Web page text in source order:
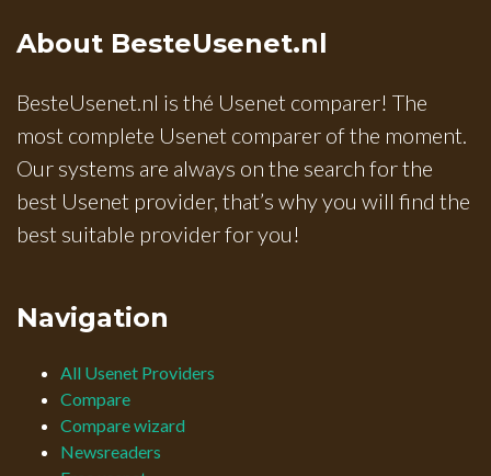
About BesteUsenet.nl
BesteUsenet.nl is thé Usenet comparer! The
most complete Usenet comparer of the moment.
Our systems are always on the search for the
best Usenet provider, that’s why you will find the
best suitable provider for you!
Navigation
All Usenet Providers
Compare
Compare wizard
Newsreaders